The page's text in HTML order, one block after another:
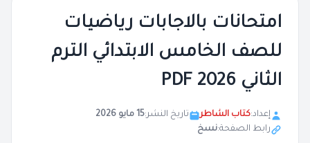
امتحانات بالاجابات رياضيات
للصف الخامس الابتدائي الترم
الثاني 2026 PDF
إعداد:كتاب الشاطر تاريخ النشر:15 مايو 2026
رابط الصفحة:نسخ